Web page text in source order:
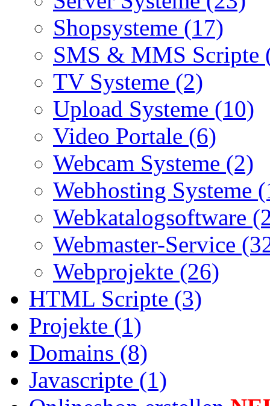
Shopsysteme (17)
SMS & MMS Scripte
TV Systeme (2)
Upload Systeme (10)
Video Portale (6)
Webcam Systeme (2)
Webhosting Systeme
Webkatalogsoftware
Webmaster-Service
Webprojekte (26)
HTML Scripte (3)
Projekte (1)
Domains (8)
Javascripte (1)